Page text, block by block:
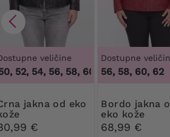
veličine
52, 54, 56, 58, 60 46, 48, 50, 52,
eko
€
Dostupne
56, 58, 60, 62
Bordo jakna od
eko kože
68,99 €